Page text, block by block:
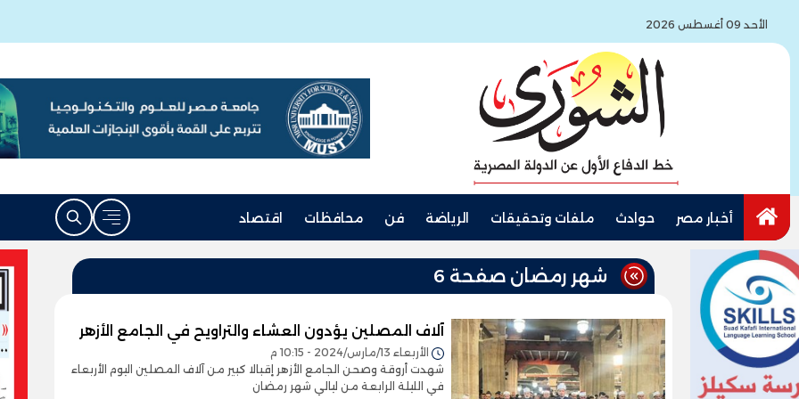
الأحد 09 أغسطس 2026
أخبار مصر حوادث ملفات وتحقيقات الرياضة فن محافظات اقتصاد
شهر رمضان صفحة 6
آلاف المصلين يؤدون العشاء والتراويح في الجامع الأزهر
الأربعاء 13/مارس/2024 - 10:15 م
شهدت أروقة وصحن الجامع الأزهر إقبالا كبير من آلاف المصلين اليوم الأربعاء
في الليلة الرابعة من ليالي شهر رمضان